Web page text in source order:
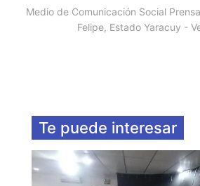
Medio de Comunicación Social
Felipe, Estado Yaracuy -
Te puede interesar